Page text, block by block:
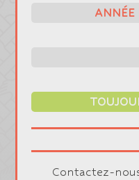
ANNÉE
Contactez-